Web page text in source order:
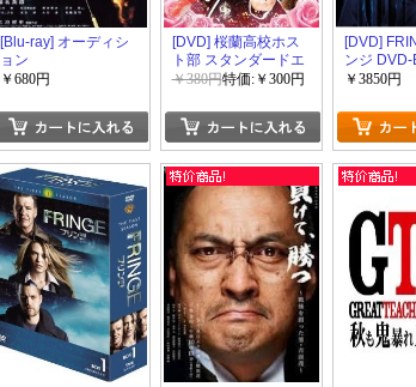
[Blu-ray] オーディシ
ョン
￥680円
[DVD] 桜蘭高校ホス
ト部 スタンダードエ
ディション「邦画
￥380円特価:￥300円
[DVD]
ンジ DVD-
ズン4
￥3850円